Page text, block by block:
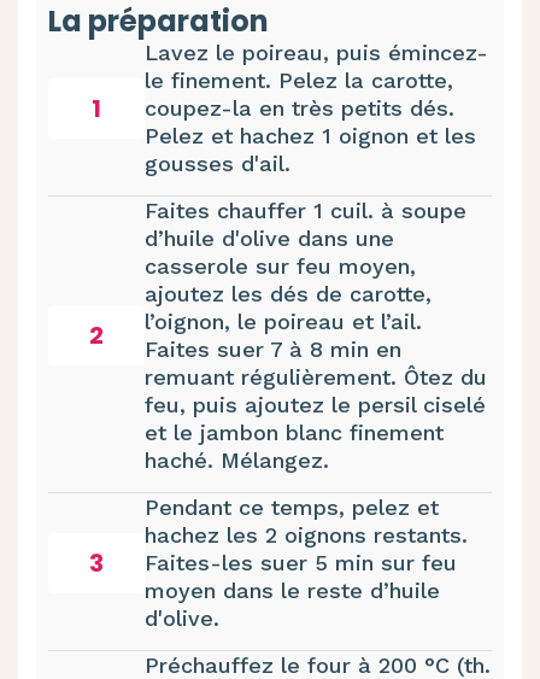
La préparation
1
Lavez le poireau, puis émincez-
le finement. Pelez la carotte,
coupez-la en très petits dés.
Pelez et hachez 1 oignon et les
gousses d'ail.
2
Faites chauffer 1 cuil. à soupe
d’huile d'olive dans une
casserole sur feu moyen,
ajoutez les dés de carotte,
l’oignon, le poireau et l’ail.
Faites suer 7 à 8 min en
remuant régulièrement. Ôtez du
feu, puis ajoutez le persil ciselé
et le jambon blanc finement
haché. Mélangez.
3
Pendant ce temps, pelez et
hachez les 2 oignons restants.
Faites-les suer 5 min sur feu
moyen dans le reste d’huile
d'olive.
Préchauffez le four à 200 °C (th.